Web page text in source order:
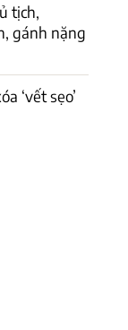
tịch,
gánh nặng
‘vết sẹo’